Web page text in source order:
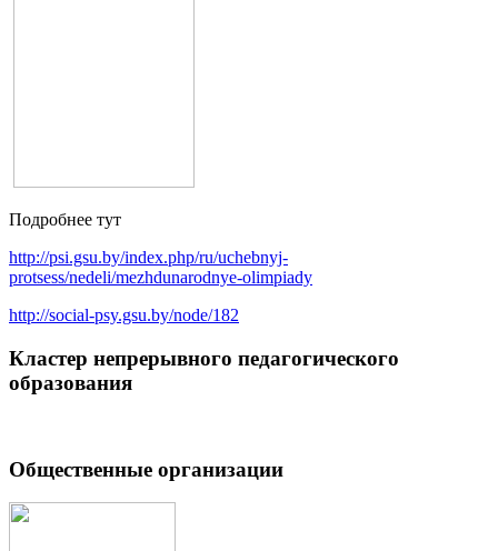
Подробнее тут
http://psi.gsu.by/index.php/ru/uchebnyj-
protsess/nedeli/mezhdunarodnye-olimpiady
http://social-psy.gsu.by/node/182
Кластер непрерывного педагогического
образования
Общественные организации